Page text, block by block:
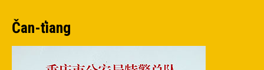
Čan-ťiang